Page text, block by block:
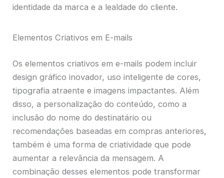
identidade da marca e a lealdade do cliente.
Elementos Criativos em E-mails
Os elementos criativos em e-mails podem incluir
design gráfico inovador, uso inteligente de cores,
tipografia atraente e imagens impactantes. Além
disso, a personalização do conteúdo, como a
inclusão do nome do destinatário ou
recomendações baseadas em compras anteriores,
também é uma forma de criatividade que pode
aumentar a relevância da mensagem. A
combinação desses elementos pode transformar